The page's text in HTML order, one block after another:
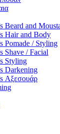
Beard and
Hair and Body
Pomade / Styling
Shave / Facial
Styling
Darkening
Αξεσουάρ